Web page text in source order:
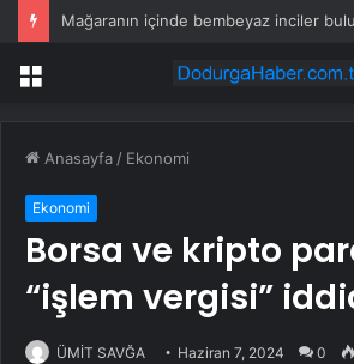
2026 İlk Yarısında İkinci El Araç
Menü
Anasayfa / Ekonomi
Ekonomi
Borsa ve kripto
“işlem vergisi”
ÜMİT SAVĞA Haziran 7, 2024 0